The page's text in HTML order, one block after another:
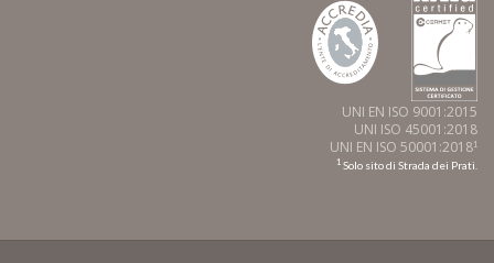
UNI EN ISO 9001:2015
UNI ISO 45001:2018
UNI EN ISO 50001:20181
1 Solo sito di Strada dei Prati.